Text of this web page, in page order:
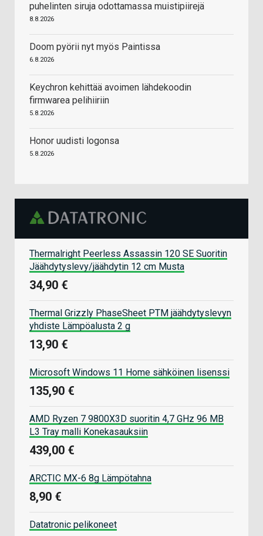
puhelinten siruja odottamassa muistipiirejä
8.8.2026
Doom pyörii nyt myös Paintissa
6.8.2026
Keychron kehittää avoimen lähdekoodin
firmwarea pelihiiriin
5.8.2026
Honor uudisti logonsa
5.8.2026
Thermalright Peerless Assassin 120 SE Suoritin
Jäähdytyslevy/jäähdytin 12 cm Musta
34,90 €
Thermal Grizzly PhaseSheet PTM jäähdytyslevyn
yhdiste Lämpöalusta 2 g
13,90 €
Microsoft Windows 11 Home sähköinen lisenssi
135,90 €
AMD Ryzen 7 9800X3D suoritin 4,7 GHz 96 MB
L3 Tray malli Konekasauksiin
439,00 €
ARCTIC MX-6 8g Lämpötahna
8,90 €
Datatronic pelikoneet